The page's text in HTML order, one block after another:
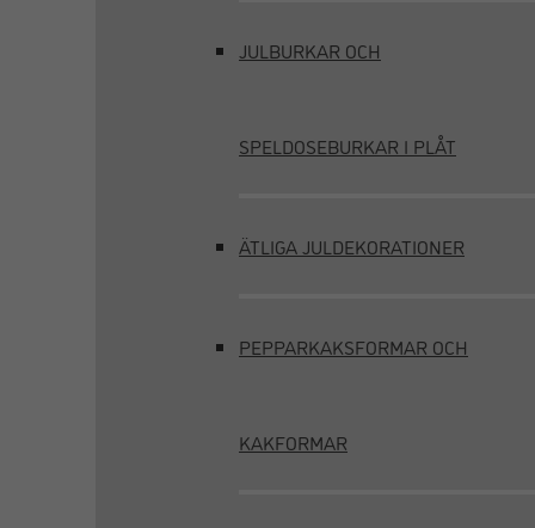
JULBURKAR OCH
SPELDOSEBURKAR I PLÅT
ÄTLIGA JULDEKORATIONER
PEPPARKAKSFORMAR OCH
KAKFORMAR